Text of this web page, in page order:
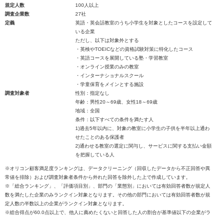
規定人数
100人以上
調査企業数
27社
定義
英語・英会話教室のうち小学生を対象としたコースを設定して
いる企業
ただし、以下は対象外とする
・英検やTOEICなどの資格試験対策に特化したコース
・英語コースを展開している塾・学習教室
・オンライン授業のみの教室
・インターナショナルスクール
・学童保育をメインとする施設
調査対象者
性別：指定なし
年齢：男性20～69歳、女性18～69歳
地域：全国
条件：以下すべての条件を満たす人
1)過去5年以内に、対象の教室に小学生の子供を半年以上通わ
せたことのある保護者
2)通わせる教室の選定に関与し、サービスに関する支払い金額
を把握している人
※オリコン顧客満足度ランキングは、データクリーニング（回収したデータから不正回答や異
常値を排除）および調査対象者条件から外れた回答を除外した上で作成しています。
※「総合ランキング」、「評価項目別」、部門の「業態別」においては有効回答者数が規定人
数を満たした企業のみランクイン対象となります。その他の部門においては有効回答者数が規
定人数の半数以上の企業がランクイン対象となります。
※総合得点が60.0点以上で、他人に薦めたくないと回答した人の割合が基準値以下の企業がラ